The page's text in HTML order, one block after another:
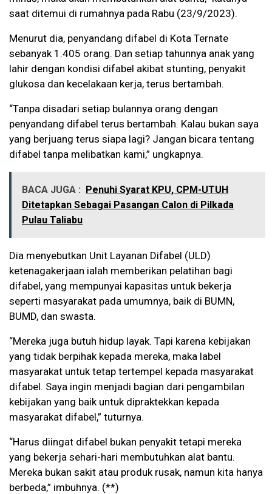
saat ditemui di rumahnya pada Rabu (23/9/2023).
Menurut dia, penyandang difabel di Kota Ternate
sebanyak 1.405 orang. Dan setiap tahunnya anak yang
lahir dengan kondisi difabel akibat stunting, penyakit
glukosa dan kecelakaan kerja, terus bertambah.
“Tanpa disadari setiap bulannya orang dengan
penyandang difabel terus bertambah. Kalau bukan saya
yang berjuang terus siapa lagi? Jangan bicara tentang
difabel tanpa melibatkan kami,” ungkapnya.
BACA JUGA : Penuhi Syarat KPU, CPM-UTUH
Ditetapkan Sebagai Pasangan Calon di Pilkada
Pulau Taliabu
Dia menyebutkan Unit Layanan Difabel (ULD)
ketenagakerjaan ialah memberikan pelatihan bagi
difabel, yang mempunyai kapasitas untuk bekerja
seperti masyarakat pada umumnya, baik di BUMN,
BUMD, dan swasta.
“Mereka juga butuh hidup layak. Tapi karena kebijakan
yang tidak berpihak kepada mereka, maka label
masyarakat untuk tetap tertempel kepada masyarakat
difabel. Saya ingin menjadi bagian dari pengambilan
kebijakan yang baik untuk dipraktekkan kepada
masyarakat difabel,” tuturnya.
“Harus diingat difabel bukan penyakit tetapi mereka
yang bekerja sehari-hari membutuhkan alat bantu.
Mereka bukan sakit atau produk rusak, namun kita hanya
berbeda,” imbuhnya. (**)